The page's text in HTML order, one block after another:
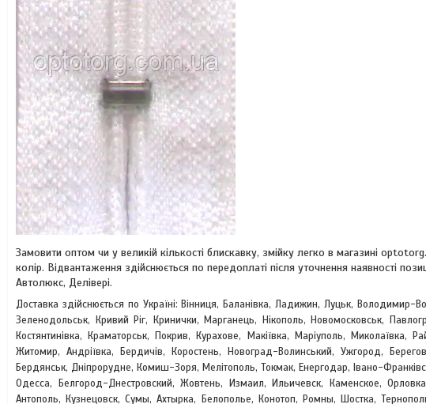
Замовити оптом чи у великій кількості блискавку, змійку легко в магазині
колір. Відвантаження здійснюється по передоплаті після уточнення наявності
Автолюкс, Делівері.
Доставка здійснюється по Україні: Вінниця, Баланівка, Ладижин, Луцьк,
Зеленодольськ, Кривий Ріг, Кринички, Марганець, Нікополь, Новомосковськ,
Костянтинівка, Краматорськ, Покрив, Курахове, Макіївка, Маріуполь, Миколаївка,
Житомир, Андріївка, Бердичів, Коростень, Новоград-Волинський, Ужгород,
Бердянськ, Дніпрорудне, Комиш-Зоря, Мелітополь, Токмак, Енергодар, Івано-
Одесса, Белгород-Днестровский, Жовтень, Измаил, Ильичевск, Каменское,
Антополь, Кузнецовск, Сумы, Ахтырка, Белополье, Конотоп, Ромны, Шостка,